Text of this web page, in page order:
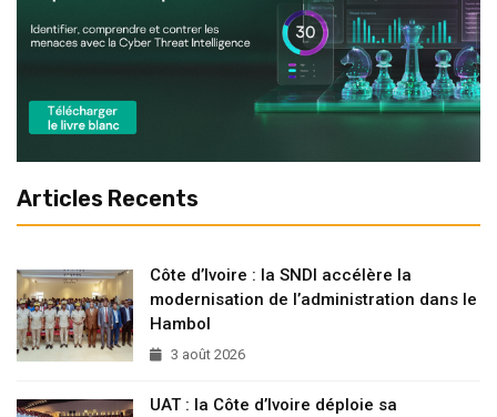
Articles Recents
Côte d’Ivoire : la SNDI accélère la
modernisation de l’administration dans le
Hambol
3 août 2026
UAT : la Côte d’Ivoire déploie sa